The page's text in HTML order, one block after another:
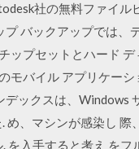
社の無料ファイ
バックアップでは
ップセットとハード
モバイル アプリケー
ックスは、Windows
、マシンが感染し
入手すると考え を